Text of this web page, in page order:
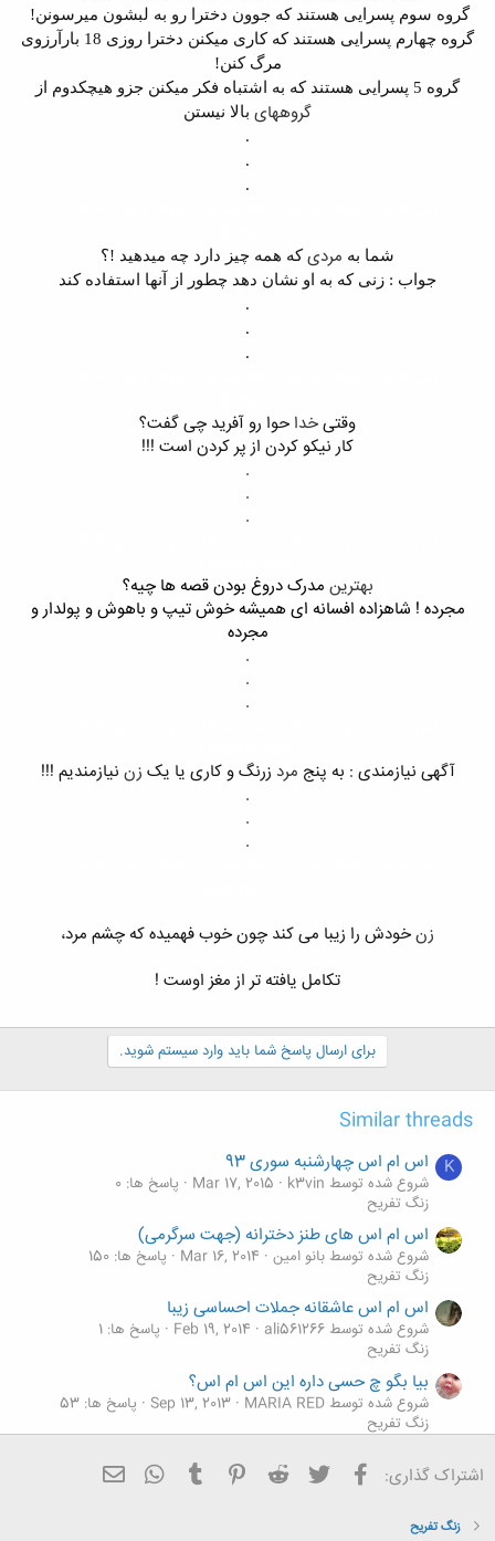
گروه سوم پسرایی هستند که جوون دخترا رو به لبشون میرسونن!
گروه چهارم پسرایی هستند که کاری میکنن دخترا روزی 18 بار‌آرزوی
مرگ کنن!
گروه 5 پسرایی هستند که به اشتباه فکر میکنن جزو هیچکدوم از
گروههای بالا نیستن
.
.
.
شما به مردیکه همه چیز دارد چه میدهید !؟
جواب : زنی که به او نشان دهد چطور از آنها استفاده کند
.
.
.
وقتیخدا حوا رو آفرید چی گفت؟​
کار نیکو کردن از پر کردن است !!!​
.​
.​
.​
بهترین مدرک دروغ بودن قصه ها چیه؟
مجرده ! شاهزاده افسانه ای همیشه خوش تیپ و باهوش و پولدار و
مجرده
.​
.​
.​
آگهی نیازمندی : به پنج مرد زرنگ و کاری یا یک زن نیازمندیم !!!​
.​
.​
.​
زنخودش را زیبا می کند چون خوب فهمیده که چشم مرد،
تکامل یافته تر از مغز اوست !
برای ارسال پاسخ شما باید وارد سیستم شوید.
Similar threads
K اس ام اس چهارشنبه سوری 93
شروع شده توسط k3vin Mar 17, 2015
پاسخ ها: 0
زنگ تفريح
اس ام اس های طنز دخترانه (جهت سرگرمی)
شروع شده توسط بانو امین Mar 16, 2014
پاسخ ها: 150
زنگ تفريح
اس ام اس عاشقانه جملات احساسی زیبا
شروع شده توسط ali561266 Feb 19, 2014
پاسخ ها: 1
زنگ تفريح
بیا بگو چ حسی داره این اس ام اس؟
شروع شده توسط MARIA RED Sep 13, 2013 پاسخ ها: 53
زنگ تفريح
اگه نفر قبلیت نصف شبی اس ام اس سرکاری بده بیدارت
کنه...چی کار می کنی؟؟
زنگ تفريح
اشتراک گذاری: فیسبوک تویتر Reddit
Pinterest
Tumblr
WhatsApp
زنگ تفريح